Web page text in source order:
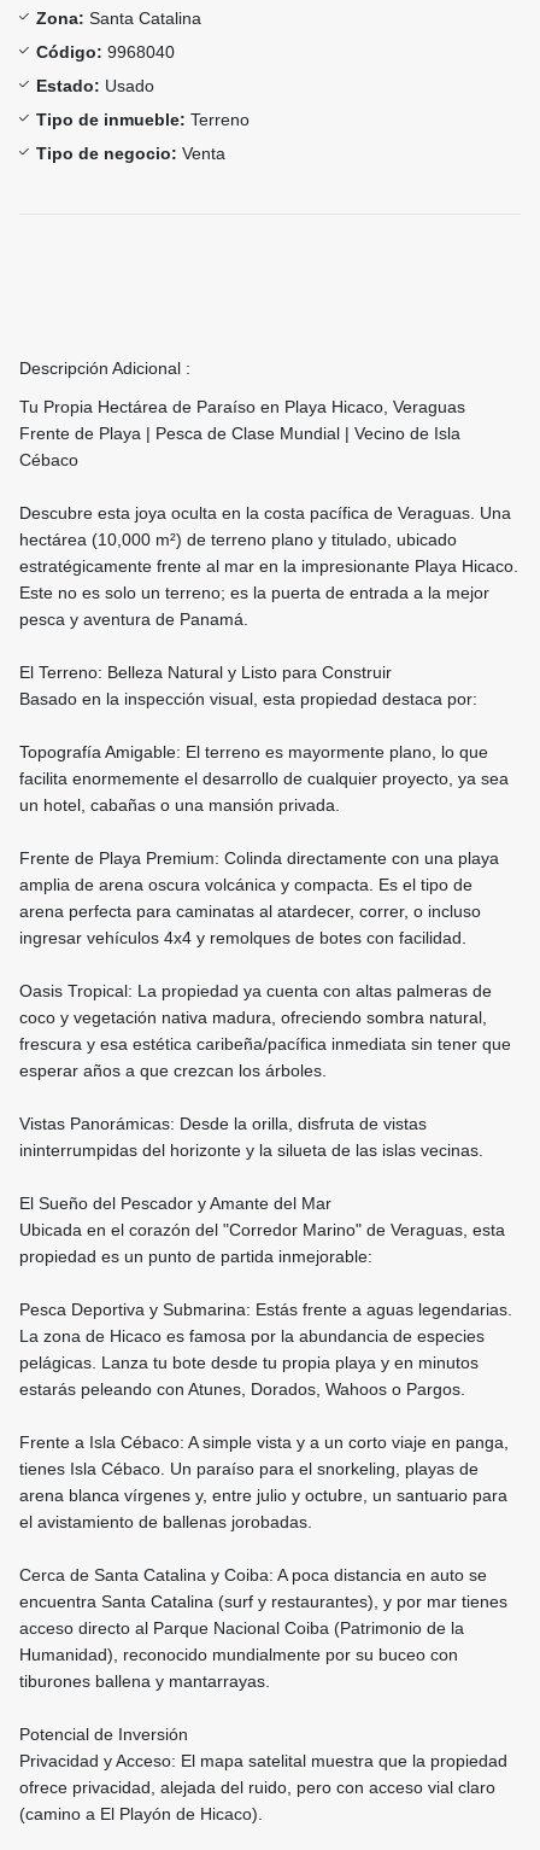
Zona: Santa Catalina
Código: 9968040
Estado: Usado
Tipo de inmueble: Terreno
Tipo de negocio: Venta
Descripción Adicional :
Tu Propia Hectárea de Paraíso en Playa Hicaco, Veraguas
Frente de Playa | Pesca de Clase Mundial | Vecino de Isla
Cébaco
Descubre esta joya oculta en la costa pacífica de Veraguas. Una
hectárea (10,000 m²) de terreno plano y titulado, ubicado
estratégicamente frente al mar en la impresionante Playa Hicaco.
Este no es solo un terreno; es la puerta de entrada a la mejor
pesca y aventura de Panamá.
El Terreno: Belleza Natural y Listo para Construir
Basado en la inspección visual, esta propiedad destaca por:
Topografía Amigable: El terreno es mayormente plano, lo que
facilita enormemente el desarrollo de cualquier proyecto, ya sea
un hotel, cabañas o una mansión privada.
Frente de Playa Premium: Colinda directamente con una playa
amplia de arena oscura volcánica y compacta. Es el tipo de
arena perfecta para caminatas al atardecer, correr, o incluso
ingresar vehículos 4x4 y remolques de botes con facilidad.
Oasis Tropical: La propiedad ya cuenta con altas palmeras de
coco y vegetación nativa madura, ofreciendo sombra natural,
frescura y esa estética caribeña/pacífica inmediata sin tener que
esperar años a que crezcan los árboles.
Vistas Panorámicas: Desde la orilla, disfruta de vistas
ininterrumpidas del horizonte y la silueta de las islas vecinas.
El Sueño del Pescador y Amante del Mar
Ubicada en el corazón del "Corredor Marino" de Veraguas, esta
propiedad es un punto de partida inmejorable:
Pesca Deportiva y Submarina: Estás frente a aguas legendarias.
La zona de Hicaco es famosa por la abundancia de especies
pelágicas. Lanza tu bote desde tu propia playa y en minutos
estarás peleando con Atunes, Dorados, Wahoos o Pargos.
Frente a Isla Cébaco: A simple vista y a un corto viaje en panga,
tienes Isla Cébaco. Un paraíso para el snorkeling, playas de
arena blanca vírgenes y, entre julio y octubre, un santuario para
el avistamiento de ballenas jorobadas.
Cerca de Santa Catalina y Coiba: A poca distancia en auto se
encuentra Santa Catalina (surf y restaurantes), y por mar tienes
acceso directo al Parque Nacional Coiba (Patrimonio de la
Humanidad), reconocido mundialmente por su buceo con
tiburones ballena y mantarrayas.
Potencial de Inversión
Privacidad y Acceso: El mapa satelital muestra que la propiedad
ofrece privacidad, alejada del ruido, pero con acceso vial claro
(camino a El Playón de Hicaco).